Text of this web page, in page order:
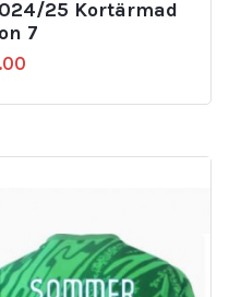
25 Kortärmad
7